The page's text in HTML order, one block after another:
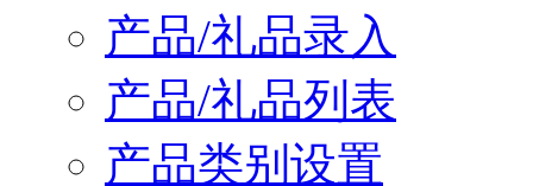
产品/礼品录入
产品/礼品列表
产品类别设置